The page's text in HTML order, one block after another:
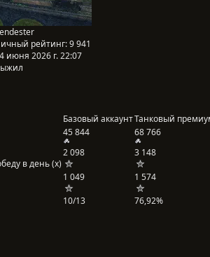
рейтинг:9 941
июня 2026 г. 22:07
Базовый аккаунтТанковый
45 844
68 766
в день (x)
2 098 3 148
1 049
1 574
10/13 76,92%